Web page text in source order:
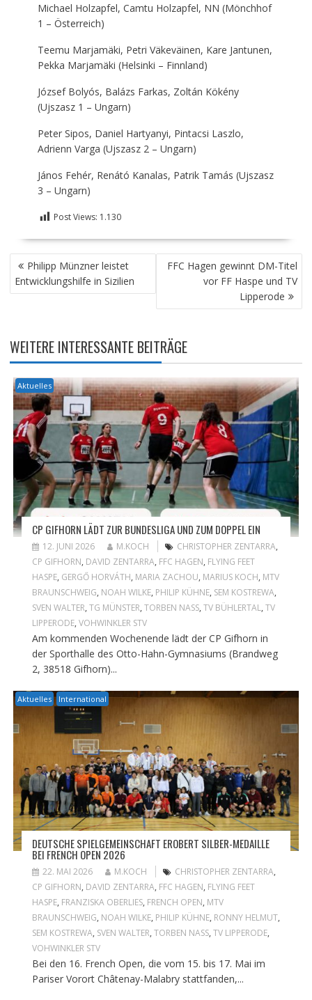
Michael Holzapfel, Camtu Holzapfel, NN (Mönchhof
1 – Österreich)
Teemu Marjamäki, Petri Väkeväinen, Kare Jantunen,
Pekka Marjamäki (Helsinki – Finnland)
József Bolyós, Balázs Farkas, Zoltán Kökény
(Ujszasz 1 – Ungarn)
Peter Sipos, Daniel Hartyanyi, Pintacsi Laszlo,
Adrienn Varga (Ujszasz 2 – Ungarn)
János Fehér, Renátó Kanalas, Patrik Tamás (Ujszasz
3 – Ungarn)
Post Views: 1.130
BEITRAGSNAVIGATION
Philipp Münzner leistet
Entwicklungshilfe in Sizilien
FFC Hagen gewinnt DM-Titel
vor FF Haspe und TV
Lipperode
WEITERE INTERESSANTE BEITRÄGE
Aktuelles
CP GIFHORN LÄDT ZUR BUNDESLIGA UND ZUM DOPPEL EIN
12. JUNI 2026 M.KOCH CHRISTOPHER ZENTARRA,
CP GIFHORN, DAVID ZENTARRA, FFC HAGEN, FLYING FEET
HASPE, GERGŐ HORVÁTH, MARIA ZACHOU, MARIUS KOCH, MTV
BRAUNSCHWEIG, NOAH WILKE, PHILIP KÜHNE, SEM KOSTREWA,
SVEN WALTER, TG MÜNSTER, TORBEN NASS, TV BÜHLERTAL, TV
LIPPERODE, VOHWINKLER STV
Am kommenden Wochenende lädt der CP Gifhorn in
der Sporthalle des Otto-Hahn-Gymnasiums (Brandweg
2, 38518 Gifhorn)...
Aktuelles International
DEUTSCHE SPIELGEMEINSCHAFT EROBERT SILBER-MEDAILLE
BEI FRENCH OPEN 2026
22. MAI 2026 M.KOCH CHRISTOPHER ZENTARRA,
CP GIFHORN, DAVID ZENTARRA, FFC HAGEN, FLYING FEET
HASPE, FRANZISKA OBERLIES, FRENCH OPEN, MTV
BRAUNSCHWEIG, NOAH WILKE, PHILIP KÜHNE, RONNY HELMUT,
SEM KOSTREWA, SVEN WALTER, TORBEN NASS, TV LIPPERODE,
VOHWINKLER STV
Bei den 16. French Open, die vom 15. bis 17. Mai im
Pariser Vorort Châtenay-Malabry stattfanden,...